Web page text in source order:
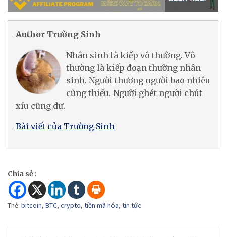
Author Trường Sinh
Nhân sinh là kiếp vô thường. Vô
thường là kiếp đoạn thường nhân
sinh. Người thương người bao nhiêu
cũng thiếu. Người ghét người chút
xíu cũng dư.
Bài viết của Trường Sinh
Chia sẻ :
Thẻ: bitcoin, BTC, crypto, tiền mã hóa, tin tức